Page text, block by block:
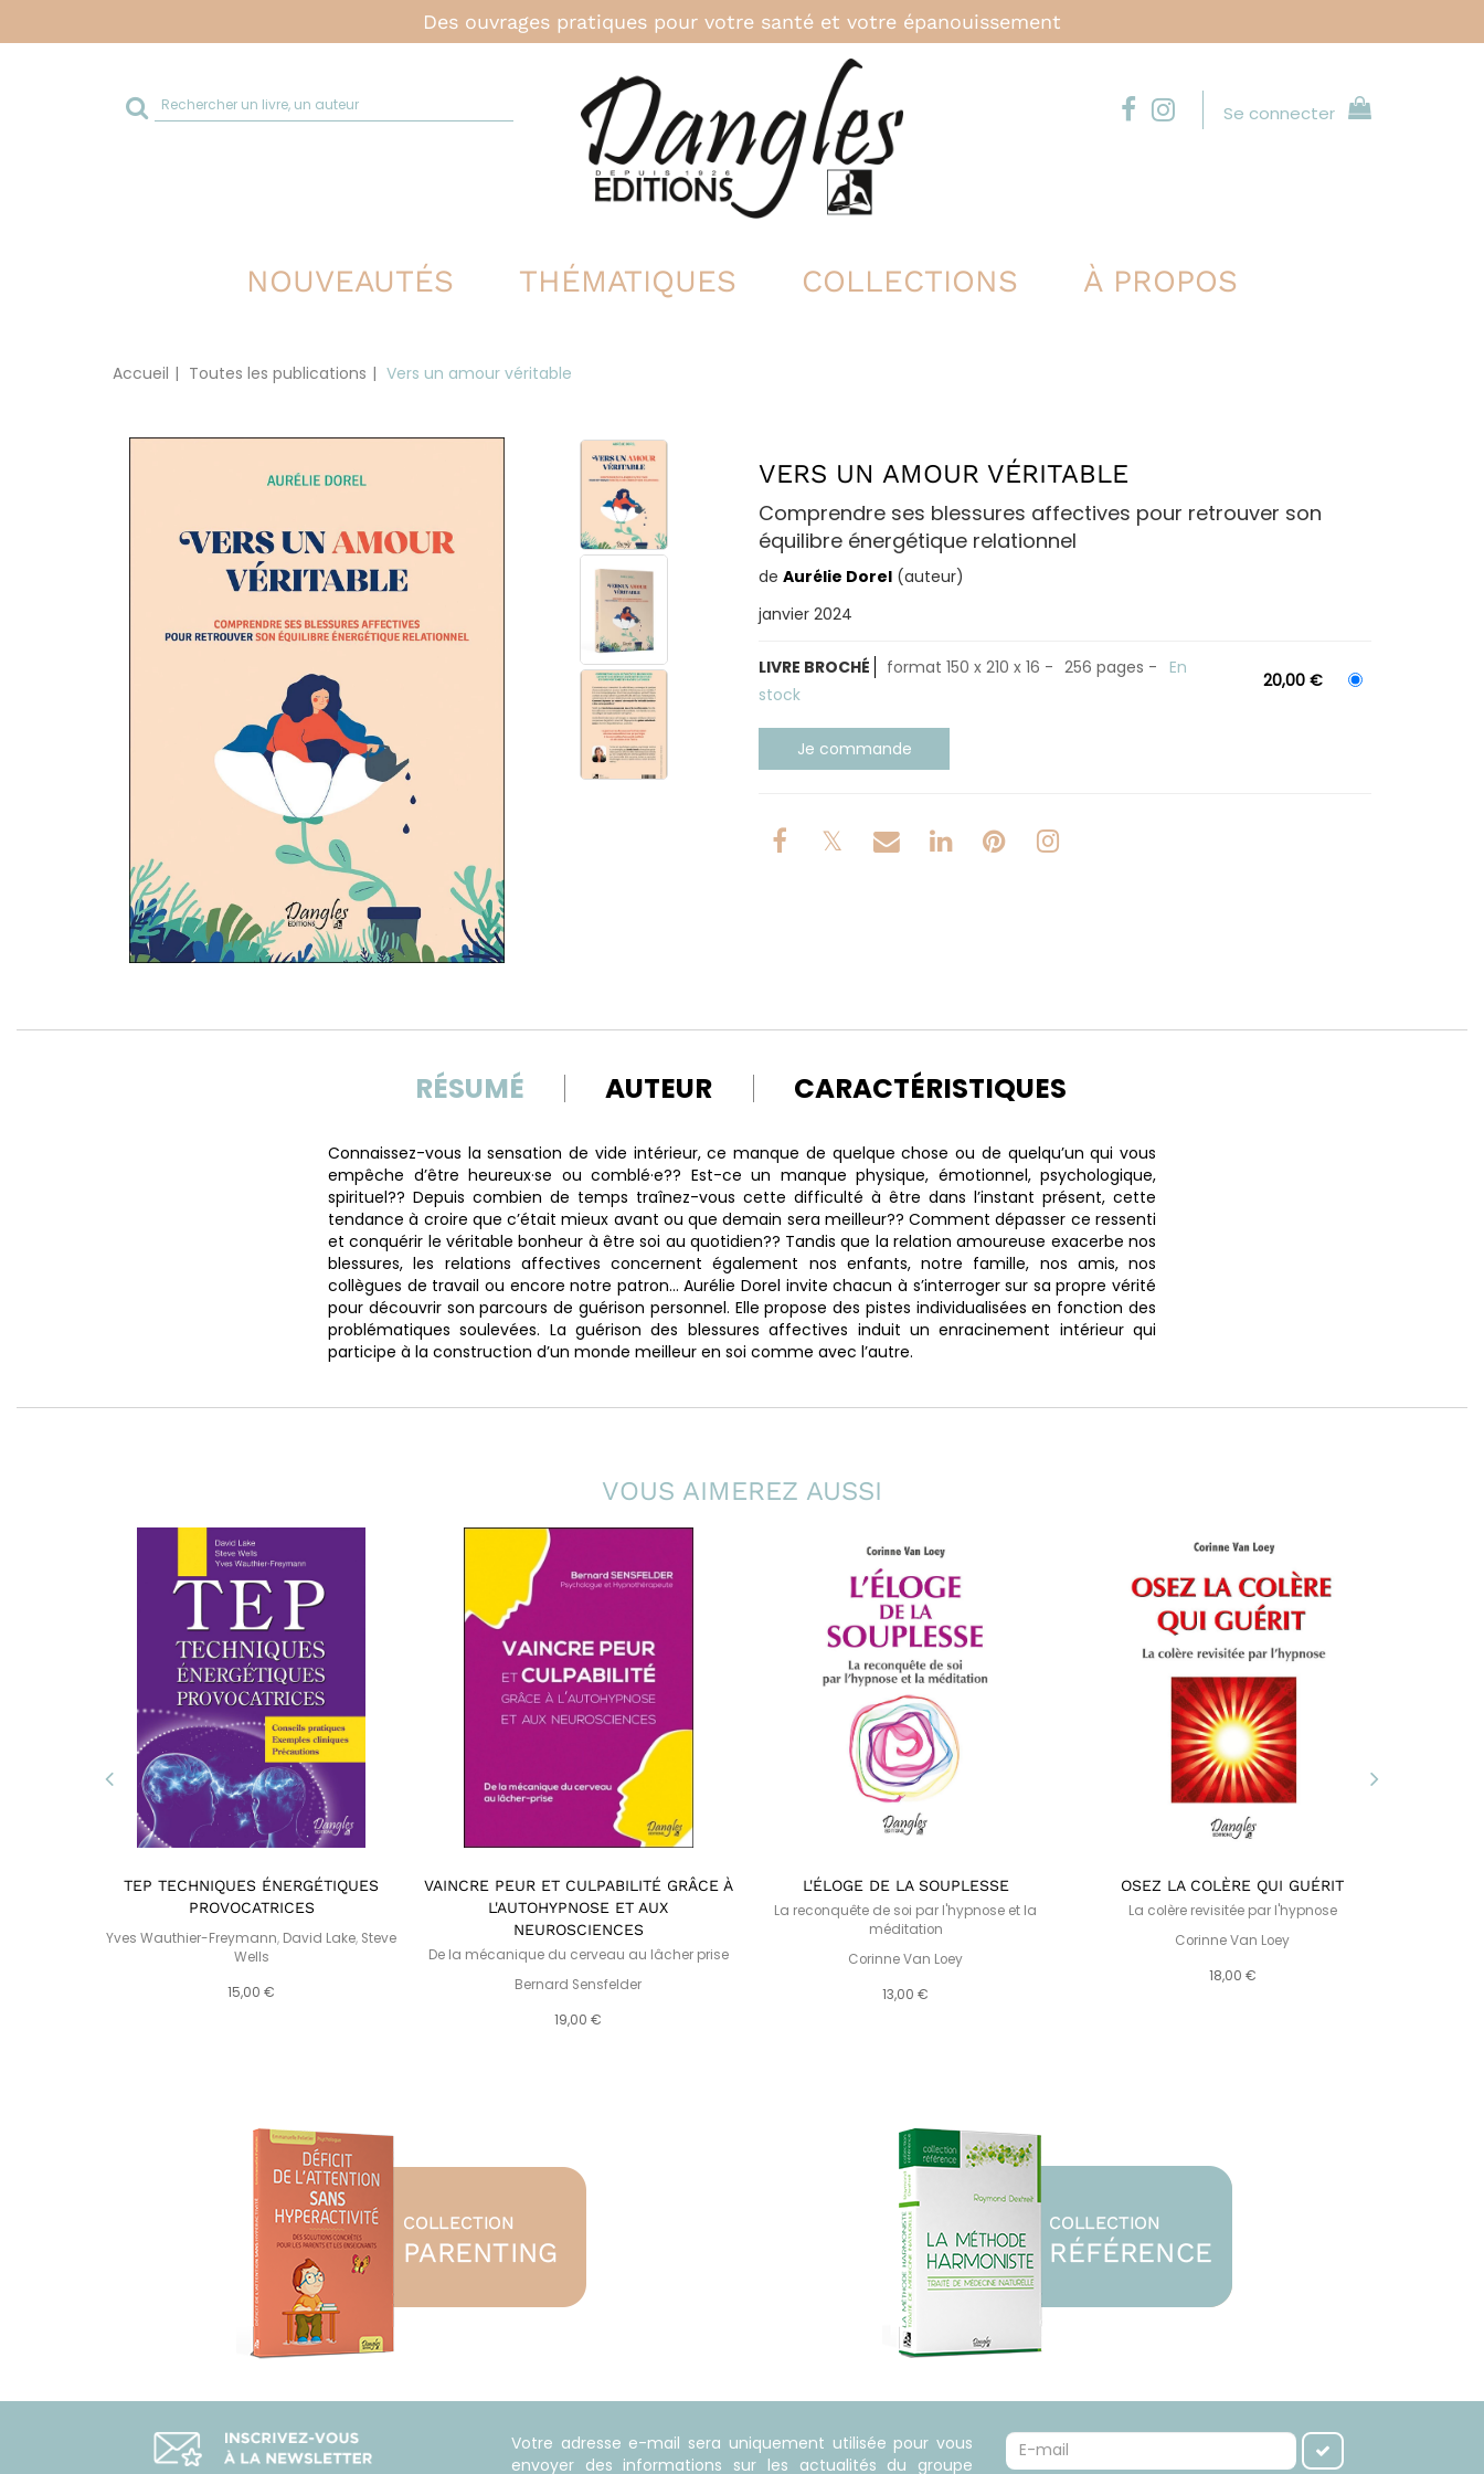
Des ouvrages pratiques pour votre santé et votre épanouissement
Rechercher
sur
Se connecter
NOUVEAUTÉS THÉMATIQUES COLLECTIONS À PROPOS
Accueil Toutes les publications Vers un amour véritable
VERS UN AMOUR VÉRITABLE
Comprendre ses blessures affectives pour retrouver son
équilibre énergétique relationnel
de Aurélie Dorel (auteur)
janvier 2024
LIVRE BROCHÉ format 150 x 210 x 16 256 pages
En
stock
20,00 €
RÉSUMÉ AUTEUR CARACTÉRISTIQUES
Connaissez-vous la sensation de vide intérieur, ce manque de quelque chose ou de quelqu’un qui vous
empêche d’être heureux·se ou comblé·e?? Est-ce un manque physique, émotionnel, psychologique,
spirituel?? Depuis combien de temps traînez-vous cette difficulté à être dans l’instant présent, cette
tendance à croire que c’était mieux avant ou que demain sera meilleur?? Comment dépasser ce ressenti
et conquérir le véritable bonheur à être soi au quotidien?? Tandis que la relation amoureuse exacerbe nos
blessures, les relations affectives concernent également nos enfants, notre famille, nos amis, nos
collègues de travail ou encore notre patron… Aurélie Dorel invite chacun à s’interroger sur sa propre vérité
pour découvrir son parcours de guérison personnel. Elle propose des pistes individualisées en fonction des
problématiques soulevées. La guérison des blessures affectives induit un enracinement intérieur qui
participe à la construction d’un monde meilleur en soi comme avec l’autre.
VOUS AIMEREZ AUSSI
TEP TECHNIQUES ÉNERGÉTIQUES
PROVOCATRICES
Yves Wauthier-Freymann, David Lake, Steve
Wells
15,00 €
VAINCRE PEUR ET CULPABILITÉ GRÂCE À
L'AUTOHYPNOSE ET AUX
NEUROSCIENCES
De la mécanique du cerveau au lâcher prise
Bernard Sensfelder
19,00 €
L'ÉLOGE DE LA SOUPLESSE
La reconquête de soi par l'hypnose et la
méditation
Corinne Van Loey
13,00 €
OSEZ LA COLÈRE QUI GUÉRIT
La colère revisitée par l'hypnose
Corinne Van Loey
18,00 €
Votre adresse e-mail sera uniquement utilisée pour vous
envoyer des informations sur les actualités du groupe